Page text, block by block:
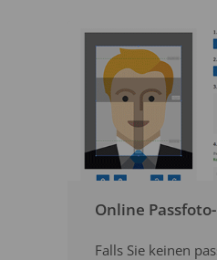
Online
Falls Sie keinen